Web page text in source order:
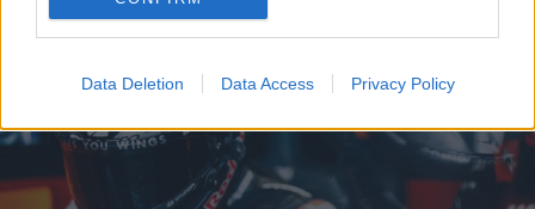
Data Deletion Data Access Privacy Policy